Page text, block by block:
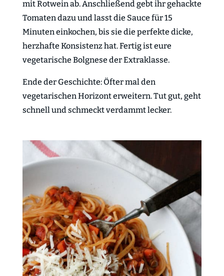
mit Rotwein ab. Anschließend gebt ihr gehackte
Tomaten dazu und lasst die Sauce für 15
Minuten einkochen, bis sie die perfekte dicke,
herzhafte Konsistenz hat. Fertig ist eure
vegetarische Bolgnese der Extraklasse.
Ende der Geschichte: Öfter mal den
vegetarischen Horizont erweitern. Tut gut, geht
schnell und schmeckt verdammt lecker.